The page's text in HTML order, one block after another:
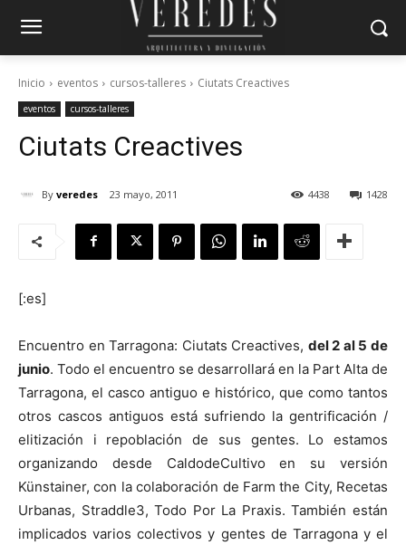
Inicio eventos cursos-talleres Ciutats Creactives
eventos cursos-talleres
Ciutats Creactives
By veredes 23 mayo, 2011 1428
4438
[:es]
Encuentro en Tarragona: Ciutats Creactives, del 2 al 5 de
junio. Todo el encuentro se desarrollará en la Part Alta de
Tarragona, el casco antiguo e histórico, que como tantos
otros cascos antiguos está sufriendo la gentrificación /
elitización i repoblación de sus gentes. Lo estamos
organizando desde CaldodeCultivo en su versión
Künstainer, con la colaboración de Farm the City, Recetas
Urbanas, Straddle3, Todo Por La Praxis. También están
implicados varios colectivos y gentes de Tarragona y el